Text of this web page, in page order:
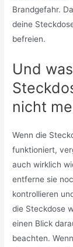
Brandgefahr.
deine
befreien.
Und
nicht
Wenn die
funktioniert,
auch wirklich
entferne sie
kontrollieren
die Steckdose
einen Blick
beachten.